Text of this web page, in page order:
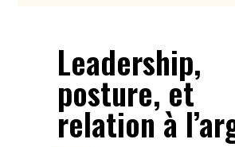
Leadership,
posture, et
relation à